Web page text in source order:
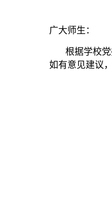
广大师生：
根据学校
如有意见